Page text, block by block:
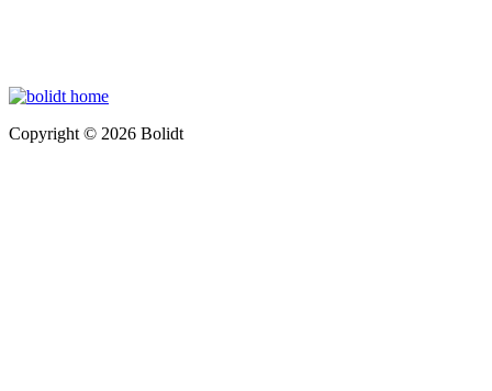
Copyright © 2026 Bolidt